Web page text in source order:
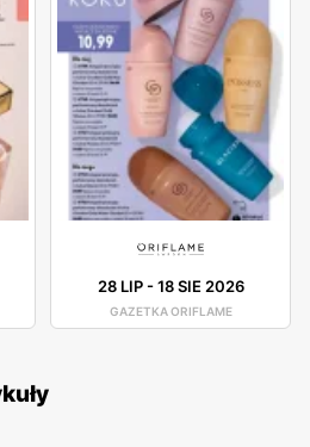
28 LIP-18 SIE 2026
GAZETKA ORIFLAME